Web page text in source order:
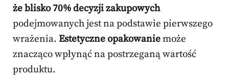
że blisko 70% decyzji zakupowych
podejmowanych jest na podstawie pierwszego
wrażenia. Estetyczne opakowaniemoże
znacząco wpłynąć na postrzeganą wartość
produktu.